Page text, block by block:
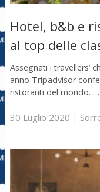
Hotel, b&b e
al top delle
Assegnati i travellers’
anno Tripadvisor
ristoranti del mondo. …
30 Luglio 2020 |